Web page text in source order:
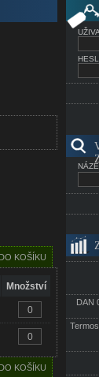
Množství
DAN